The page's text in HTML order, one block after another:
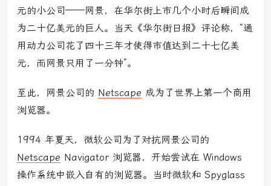
元的小公司——网景，在华尔街上市几个小时后瞬间成
为二十亿美元的巨人。当天《华尔街日报》评论称，“通
用动力公司花了四十三年才使得市值达到二十七亿美
元，而网景只用了一分钟”。
至此，网景公司的 Netscape 成为了世界上第一个商用
浏览器。
1994 年夏天，微软公司为了对抗网景公司的
Netscape Navigator 浏览器，开始尝试在 Windows
操作系统中嵌入自有的浏览器。当时微软和 Spyglass